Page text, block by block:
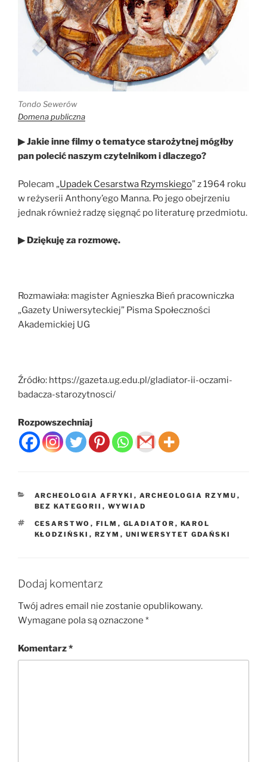
Tondo Sewerów
Domena publiczna
▶ Jakie inne filmy o tematyce starożytnej mógłby
pan polecić naszym czytelnikom i dlaczego?
Polecam „Upadek Cesarstwa Rzymskiego” z 1964 roku
w reżyserii Anthony’ego Manna. Po jego obejrzeniu
jednak również radzę sięgnąć po literaturę przedmiotu.
▶ Dziękuję za rozmowę.
Rozmawiała: magister Agnieszka Bień pracowniczka
„Gazety Uniwersyteckiej” Pisma Społeczności
Akademickiej UG
Źródło: https://gazeta.ug.edu.pl/gladiator-ii-oczami-
badacza-starozytnosci/
Rozpowszechniaj
KATEGORIE
ARCHEOLOGIA AFRYKI , ARCHEOLOGIA RZYMU ,
BEZ KATEGORII , WYWIAD
TAGI
CESARSTWO , FILM , GLADIATOR , KAROL
KŁODZIŃSKI , RZYM , UNIWERSYTET GDAŃSKI
Dodaj komentarz
Twój adres email nie zostanie opublikowany.
Wymagane pola są oznaczone *
Komentarz*